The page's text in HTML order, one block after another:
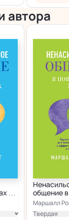
автора
и
общение
жизни
Маршалл
Твердая